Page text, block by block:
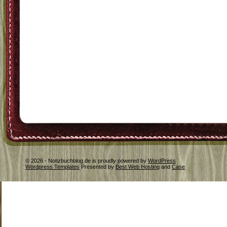
© 2026 - Notizbuchblog.de is proudly powered by WordPress
Wordpress Templates Presented by Best Web Hosting and Case